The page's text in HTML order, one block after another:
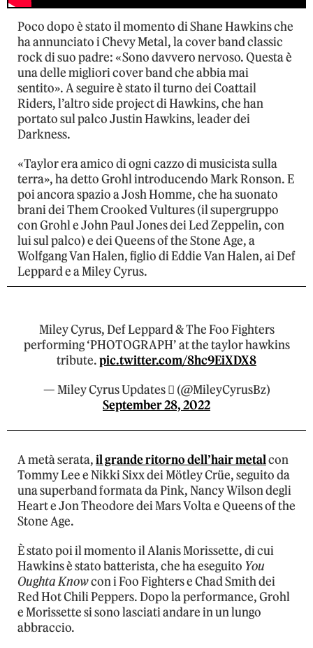
Poco dopo è stato il momento di Shane Hawkins che
ha annunciato i Chevy Metal, la cover band classic
rock di suo padre: «Sono davvero nervoso. Questa è
una delle migliori cover band che abbia mai
sentito». A seguire è stato il turno dei Coattail
Riders, l’altro side project di Hawkins, che han
portato sul palco Justin Hawkins, leader dei
Darkness.
«Taylor era amico di ogni cazzo di musicista sulla
terra», ha detto Grohl introducendo Mark Ronson. E
poi ancora spazio a Josh Homme, che ha suonato
brani dei Them Crooked Vultures (il supergruppo
con Grohl e John Paul Jones dei Led Zeppelin, con
lui sul palco) e dei Queens of the Stone Age, a
Wolfgang Van Halen, figlio di Eddie Van Halen, ai Def
Leppard e a Miley Cyrus.
Miley Cyrus, Def Leppard & The Foo Fighters
performing ‘PHOTOGRAPH’ at the taylor hawkins
tribute.pic.twitter.com/8hc9EiXDX8
— Miley Cyrus Updates  (@MileyCyrusBz)
September 28, 2022
A metà serata,il grande ritorno dell’hair metalcon
Tommy Lee e Nikki Sixx dei Mötley Crüe, seguito da
una superband formata da Pink, Nancy Wilson degli
Heart e Jon Theodore dei Mars Volta e Queens of the
Stone Age.
È stato poi il momento il Alanis Morissette, di cui
Hawkins è stato batterista, che ha eseguito You
Oughta Knowcon i Foo Fighters e Chad Smith dei
Red Hot Chili Peppers. Dopo la performance, Grohl
e Morissette si sono lasciati andare in un lungo
abbraccio.